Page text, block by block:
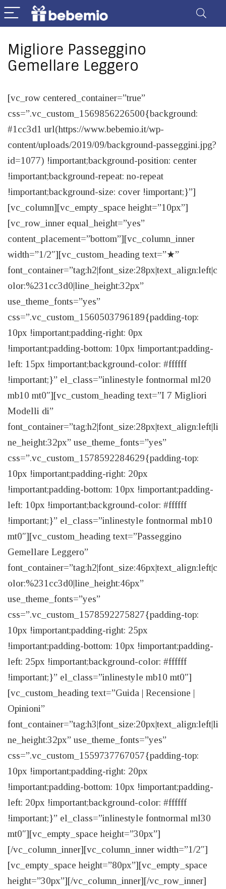
Migliore Passeggino
Gemellare Leggero
[vc_row centered_container=”true”
css=”.vc_custom_1569856226500{background:
#1cc3d1 url(https://www.bebemio.it/wp-
content/uploads/2019/09/background-passeggini.jpg?
id=1077) !important;background-position: center
!important;background-repeat: no-repeat
!important;background-size: cover !important;}”]
[vc_column][vc_empty_space height=”10px”]
[vc_row_inner equal_height=”yes”
content_placement=”bottom”][vc_column_inner
width=”1/2″][vc_custom_heading text=”★”
font_container=”tag:h2|font_size:28px|text_align:left|c
olor:%231cc3d0|line_height:32px”
use_theme_fonts=”yes”
css=”.vc_custom_1560503796189{padding-top:
10px !important;padding-right: 0px
!important;padding-bottom: 10px !important;padding-
left: 15px !important;background-color: #ffffff
!important;}” el_class=”inlinestyle fontnormal ml20
mb10 mt0″][vc_custom_heading text=”I 7 Migliori
Modelli di”
font_container=”tag:h2|font_size:28px|text_align:left|li
ne_height:32px” use_theme_fonts=”yes”
css=”.vc_custom_1578592284629{padding-top:
10px !important;padding-right: 20px
!important;padding-bottom: 10px !important;padding-
left: 10px !important;background-color: #ffffff
!important;}” el_class=”inlinestyle fontnormal mb10
mt0″][vc_custom_heading text=”Passeggino
Gemellare Leggero”
font_container=”tag:h2|font_size:46px|text_align:left|c
olor:%231cc3d0|line_height:46px”
use_theme_fonts=”yes”
css=”.vc_custom_1578592275827{padding-top:
10px !important;padding-right: 25px
!important;padding-bottom: 10px !important;padding-
left: 25px !important;background-color: #ffffff
!important;}” el_class=”inlinestyle mb10 mt0″]
[vc_custom_heading text=”Guida | Recensione |
Opinioni”
font_container=”tag:h3|font_size:20px|text_align:left|li
ne_height:32px” use_theme_fonts=”yes”
css=”.vc_custom_1559737767057{padding-top:
10px !important;padding-right: 20px
!important;padding-bottom: 10px !important;padding-
left: 20px !important;background-color: #ffffff
!important;}” el_class=”inlinestyle fontnormal ml30
mt0″][vc_empty_space height=”30px”]
[/vc_column_inner][vc_column_inner width=”1/2″]
[vc_empty_space height=”80px”][vc_empty_space
height=”30px”][/vc_column_inner][/vc_row_inner]